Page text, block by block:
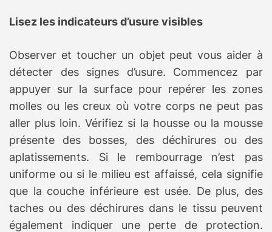
Lisez les indicateurs d’usure visibles
Observer et toucher un objet peut vous aider à
détecter des signes d’usure. Commencez par
appuyer sur la surface pour repérer les zones
molles ou les creux où votre corps ne peut pas
aller plus loin. Vérifiez si la housse ou la mousse
présente des bosses, des déchirures ou des
aplatissements. Si le rembourrage n’est pas
uniforme ou si le milieu est affaissé, cela signifie
que la couche inférieure est usée. De plus, des
taches ou des déchirures dans le tissu peuvent
également indiquer une perte de protection.